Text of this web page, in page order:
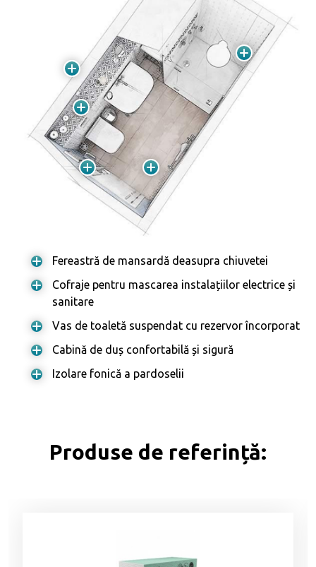
Fereastră de mansardă deasupra chiuvetei
Cofraje pentru mascarea instalațiilor electrice și
sanitare
Vas de toaletă suspendat cu rezervor încorporat
Cabină de duș confortabilă și sigură
Izolare fonică a pardoselii
Produse de referință: